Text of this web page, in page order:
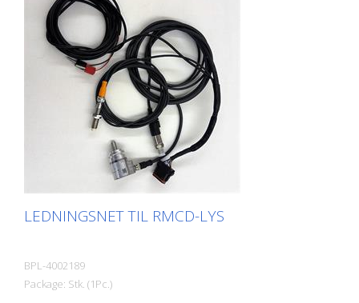
LEDNINGSNET TIL RMCD-LYS
BPL-4002189
Package: Stk. (1Pc.)